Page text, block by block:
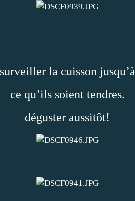
surveiller la cuisson jusqu’à
ce qu’ils soient tendres.
déguster aussitôt!